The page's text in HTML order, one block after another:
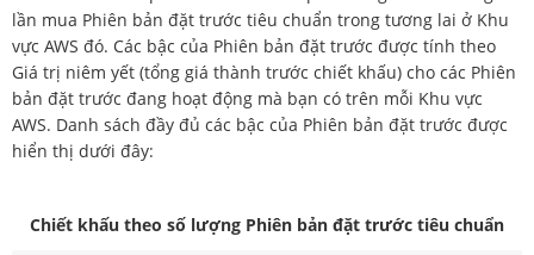
lần mua Phiên bản đặt trước tiêu chuẩn trong tương lai ở Khu
vực AWS đó. Các bậc của Phiên bản đặt trước được tính theo
Giá trị niêm yết (tổng giá thành trước chiết khấu) cho các Phiên
bản đặt trước đang hoạt động mà bạn có trên mỗi Khu vực
AWS. Danh sách đầy đủ các bậc của Phiên bản đặt trước được
hiển thị dưới đây:
Chiết khấu theo số lượng Phiên bản đặt trước tiêu chuẩn